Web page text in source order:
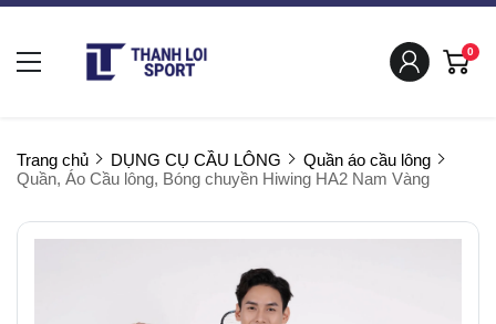
0
Trang chủ DỤNG CỤ CẦU LÔNG
Quần áo cầu lông
Quần, Áo Cầu lông, Bóng chuyền Hiwing HA2 Nam Vàng